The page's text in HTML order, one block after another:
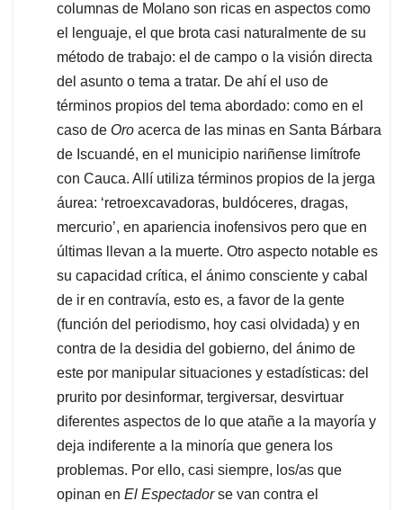
columnas de Molano son ricas en aspectos como
el lenguaje, el que brota casi naturalmente de su
método de trabajo: el de campo o la visión directa
del asunto o tema a tratar. De ahí el uso de
términos propios del tema abordado: como en el
caso de Oro acerca de las minas en Santa Bárbara
de Iscuandé, en el municipio nariñense limítrofe
con Cauca. Allí utiliza términos propios de la jerga
áurea: ‘retroexcavadoras, buldóceres, dragas,
mercurio’, en apariencia inofensivos pero que en
últimas llevan a la muerte. Otro aspecto notable es
su capacidad crítica, el ánimo consciente y cabal
de ir en contravía, esto es, a favor de la gente
(función del periodismo, hoy casi olvidada) y en
contra de la desidia del gobierno, del ánimo de
este por manipular situaciones y estadísticas: del
prurito por desinformar, tergiversar, desvirtuar
diferentes aspectos de lo que atañe a la mayoría y
deja indiferente a la minoría que genera los
problemas. Por ello, casi siempre, los/as que
opinan en El Espectadorse van contra el